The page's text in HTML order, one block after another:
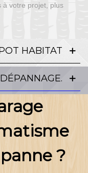
à votre projet, plus
HABITAT
?